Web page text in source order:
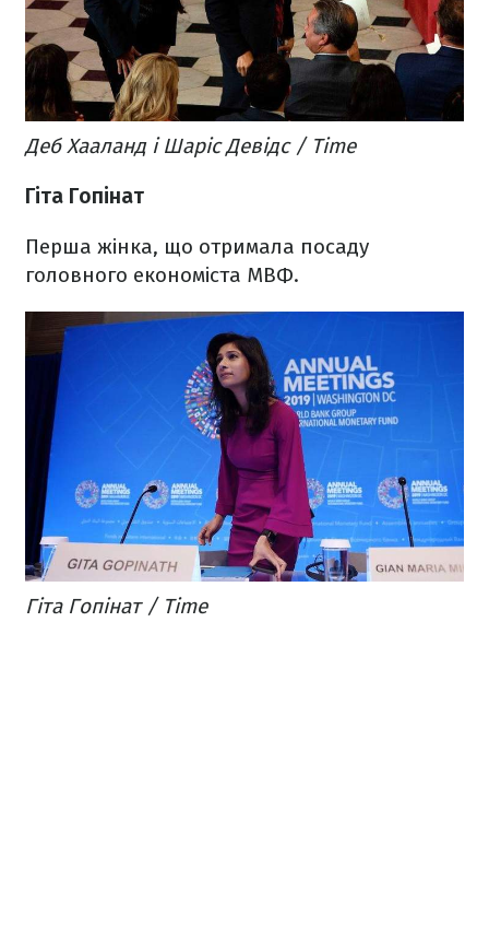
Деб Хааланд і Шаріс Девідс / Time
Гіта Гопінат
Перша жінка, що отримала посаду
головного економіста МВФ.
Гіта Гопінат / Time